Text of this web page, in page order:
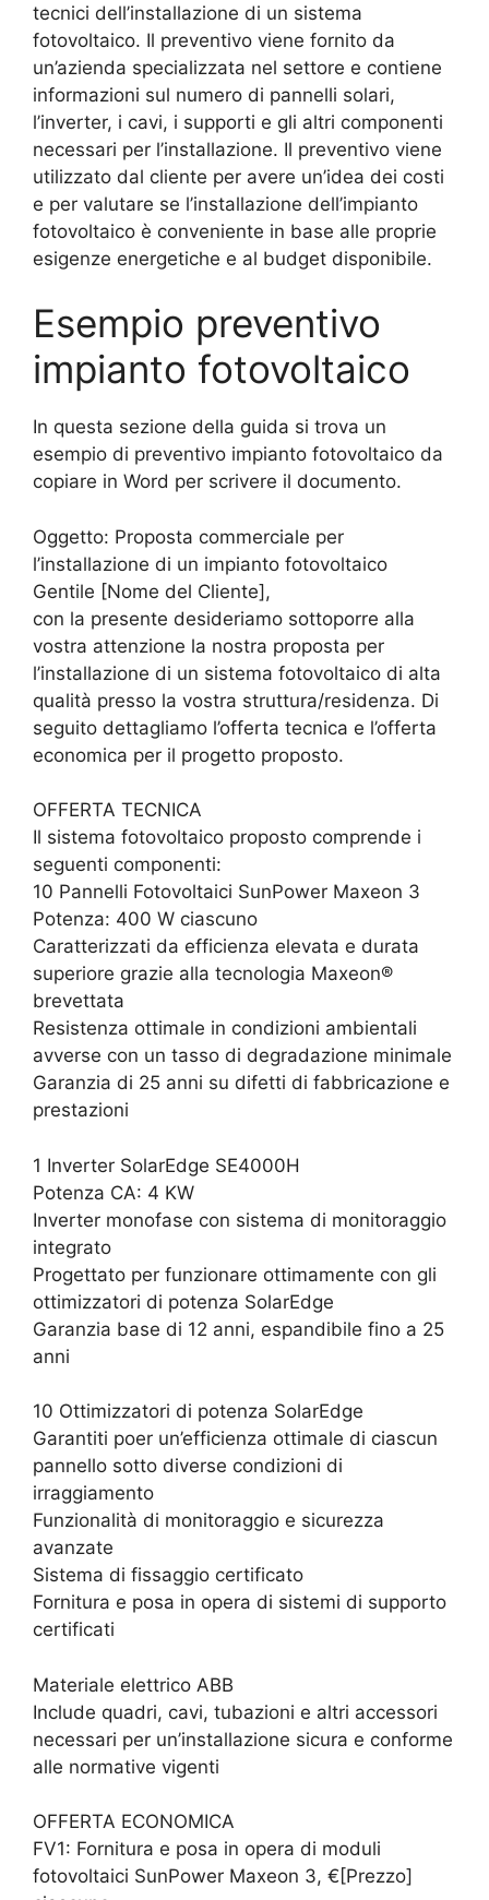
tecnici dell’installazione di un sistema
fotovoltaico. Il preventivo viene fornito da
un’azienda specializzata nel settore e contiene
informazioni sul numero di pannelli solari,
l’inverter, i cavi, i supporti e gli altri componenti
necessari per l’installazione. Il preventivo viene
utilizzato dal cliente per avere un’idea dei costi
e per valutare se l’installazione dell’impianto
fotovoltaico è conveniente in base alle proprie
esigenze energetiche e al budget disponibile.
Esempio preventivo
impianto fotovoltaico
In questa sezione della guida si trova un
esempio di preventivo impianto fotovoltaico da
copiare in Word per scrivere il documento.
Oggetto: Proposta commerciale per
l’installazione di un impianto fotovoltaico
Gentile [Nome del Cliente],
con la presente desideriamo sottoporre alla
vostra attenzione la nostra proposta per
l’installazione di un sistema fotovoltaico di alta
qualità presso la vostra struttura/residenza. Di
seguito dettagliamo l’offerta tecnica e l’offerta
economica per il progetto proposto.
OFFERTA TECNICA
Il sistema fotovoltaico proposto comprende i
seguenti componenti:
10 Pannelli Fotovoltaici SunPower Maxeon 3
Potenza: 400 W ciascuno
Caratterizzati da efficienza elevata e durata
superiore grazie alla tecnologia Maxeon®
brevettata
Resistenza ottimale in condizioni ambientali
avverse con un tasso di degradazione minimale
Garanzia di 25 anni su difetti di fabbricazione e
prestazioni
1 Inverter SolarEdge SE4000H
Potenza CA: 4 KW
Inverter monofase con sistema di monitoraggio
integrato
Progettato per funzionare ottimamente con gli
ottimizzatori di potenza SolarEdge
Garanzia base di 12 anni, espandibile fino a 25
anni
10 Ottimizzatori di potenza SolarEdge
Garantiti poer un’efficienza ottimale di ciascun
pannello sotto diverse condizioni di
irraggiamento
Funzionalità di monitoraggio e sicurezza
avanzate
Sistema di fissaggio certificato
Fornitura e posa in opera di sistemi di supporto
certificati
Materiale elettrico ABB
Include quadri, cavi, tubazioni e altri accessori
necessari per un’installazione sicura e conforme
alle normative vigenti
OFFERTA ECONOMICA
FV1: Fornitura e posa in opera di moduli
fotovoltaici SunPower Maxeon 3, €[Prezzo]